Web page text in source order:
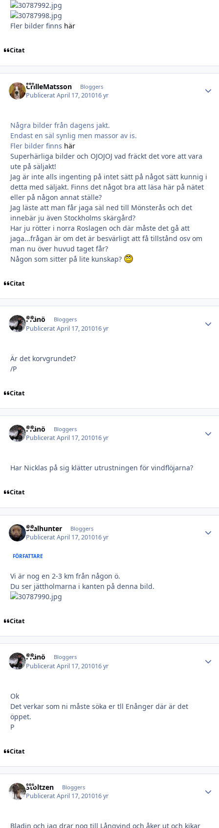
Fler bilder finns här
Citat
CrilleMatsson Bloggers
PubliceratApril 17, 201016 yr
Några bilder från dagens jakt.
Endast en säl synlig men massor av is.
Fler bilder finns här
Superhärliga bilder och OJOJOJ vad fräckt det vore att vara
ute på säljakt!
Jag är inte alls ingenting på intet sätt på något sätt kunnig i
detta med säljakt. Finns det något bra att läsa här på nätet
eller på någon annat ställe?
Jag läste att man får jaga säl ned till Mönsterås och det
innebär ju även Stockholms skärgård?
Har ju rötter i norra Roslagen och där måste det gå att
jaga...frågan är om det är besvärligt att få tillstånd osv om
man nu över huvud taget får?
Någon som sitter på lite kunskap?
Citat
Fränö Bloggers
PubliceratApril 17, 201016 yr
Är det korvgrundet?
/P
Citat
Fränö Bloggers
PubliceratApril 17, 201016 yr
Har Nicklas på sig klätter utrustningen för vindflöjarna?
Citat
sealhunter Bloggers
PubliceratApril 17, 201016 yr
FÖRFATTARE
Vi är nog en 2-3 km från någon ö.
Du ser jättholmarna i kanten på denna bild.
Citat
Fränö Bloggers
PubliceratApril 17, 201016 yr
Ok
Det verkar som ni måste söka er tll Enånger där är det
öppet.
P
Citat
Stoltzen Bloggers
PubliceratApril 17, 201016 yr
Bladin och jag drar nog till Långvind och åker ut och kikar